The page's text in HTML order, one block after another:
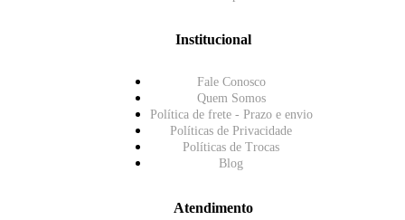
Institucional
Fale Conosco
Quem Somos
Política de frete - Prazo e envio
Políticas de Privacidade
Políticas de Trocas
Blog
Atendimento